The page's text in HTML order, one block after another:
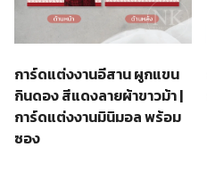
การ์ดแต่งงานอีสาน ผูกแขน
กินดอง สีแดงลายผ้าขาวม้า |
การ์ดแต่งงานมินิมอล พร้อม
ซอง